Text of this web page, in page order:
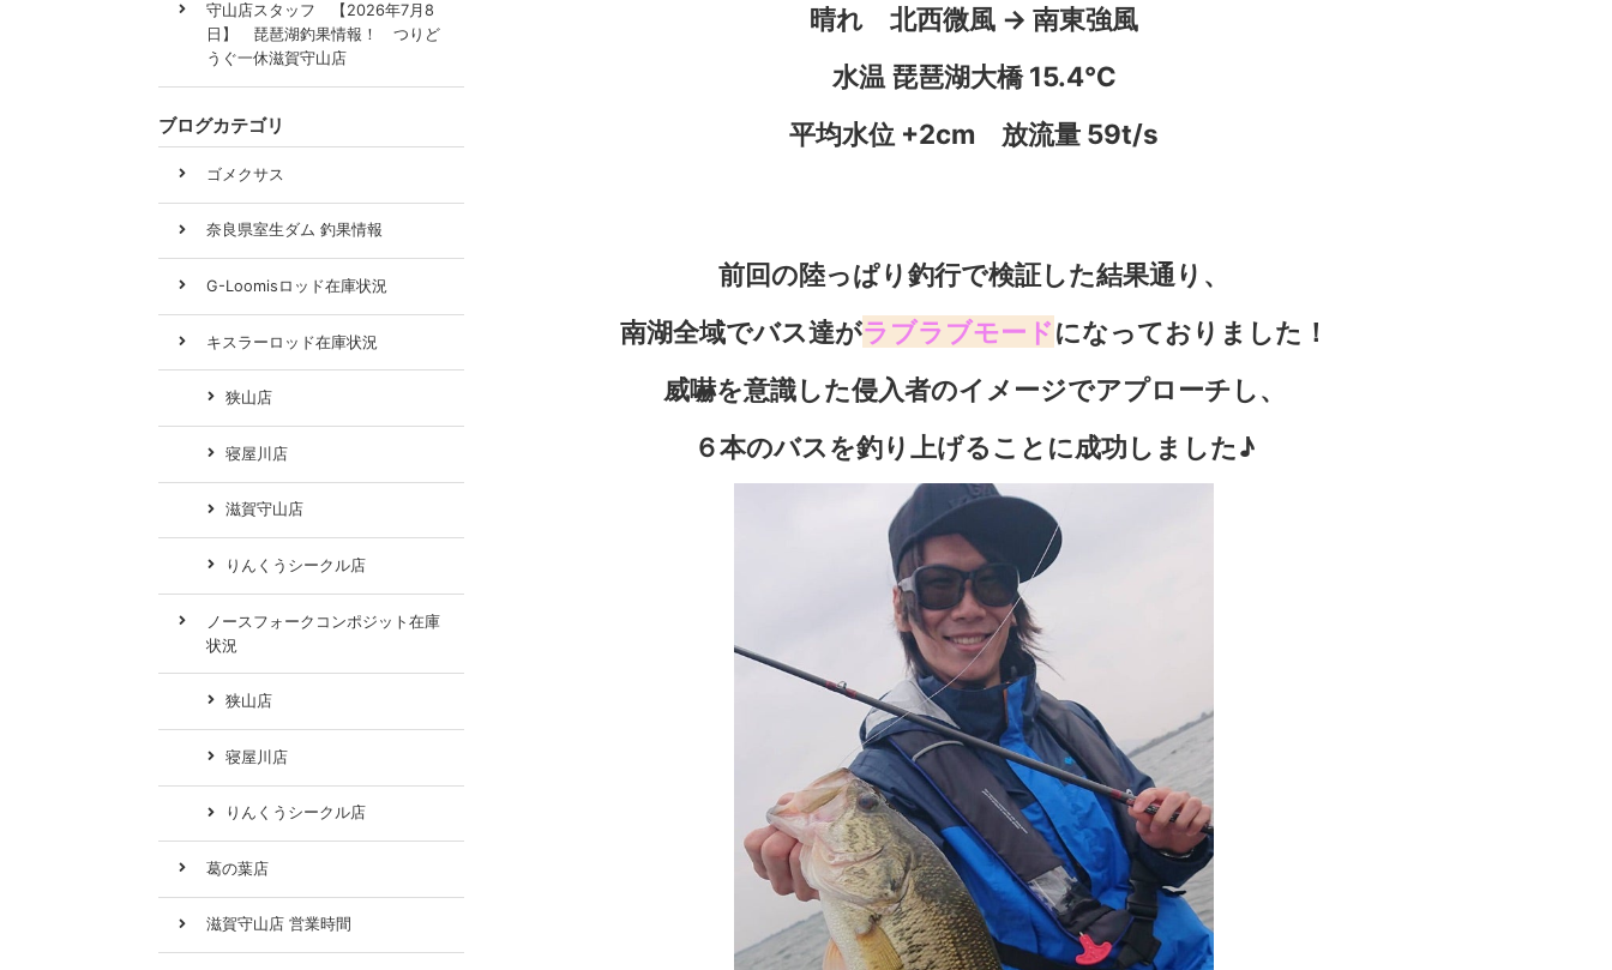
晴れ 北西微風 → 南東強風
水温 琵琶湖大橋 15.4℃
平均水位 +2cm 放流量 59t/s
前回の陸っぱり釣行で検証した結果通り、
南湖全域でバス達がラブラブモードになっておりました！
威嚇を意識した侵入者のイメージでアプローチし、
６本のバスを釣り上げることに成功しました♪
守山店スタッフ 【2026年7月8
日】 琵琶湖釣果情報！ つりど
うぐ一休滋賀守山店
ブログカテゴリ
ゴメクサス
奈良県室生ダム 釣果情報
G-Loomisロッド在庫状況
キスラーロッド在庫状況
狭山店
寝屋川店
滋賀守山店
りんくうシークル店
ノースフォークコンポジット在庫
状況
狭山店
寝屋川店
りんくうシークル店
葛の葉店
滋賀守山店 営業時間